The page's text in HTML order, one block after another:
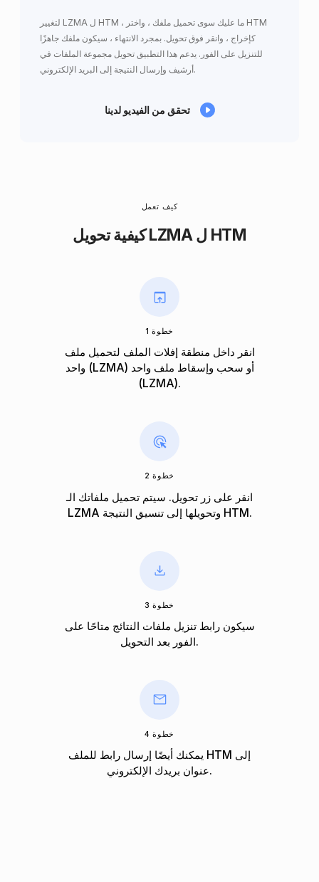
لتغيير LZMA ل HTM ، ما عليك سوى تحميل ملفك ، واختر HTM
كإخراج ، وانقر فوق تحويل. بمجرد الانتهاء ، سيكون ملفك جاهزًا
للتنزيل على الفور. يدعم هذا التطبيق تحويل مجموعة الملفات في
أرشيف وإرسال النتيجة إلى البريد الإلكتروني.
تحقق من الفيديو لدينا
كيف تعمل
كيفية تحويل LZMA ل HTM
خطوة 1
انقر داخل منطقة إفلات الملف لتحميل ملف
واحد (LZMA) أو سحب وإسقاط ملف واحد
(LZMA).
خطوة 2
انقر على زر تحويل. سيتم تحميل ملفاتك الـ
LZMA وتحويلها إلى تنسيق النتيجة HTM.
خطوة 3
سيكون رابط تنزيل ملفات النتائج متاحًا على
الفور بعد التحويل.
خطوة 4
يمكنك أيضًا إرسال رابط للملف HTM إلى
عنوان بريدك الإلكتروني.